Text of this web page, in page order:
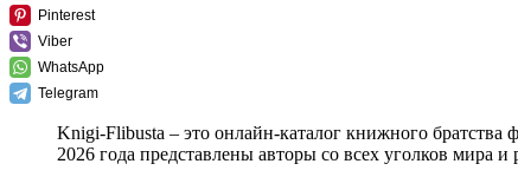
Pinterest
Viber
WhatsApp
Telegram
Knigi-Flibusta – это онлайн-каталог книжного братства
2026 года представлены авторы со всех уголков мира